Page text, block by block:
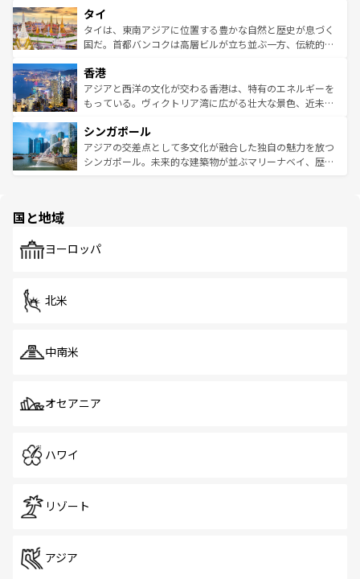
リティに包まれながら、韓国の多彩な魅力を心ゆくまで味
わってみてほしい。 なお、新着の韓国情報はコンテンツ一
覧を参照してほしい。
急速な発展と共に伝統が息づく。ハノイの古い町並みやホ
ーチミン市のフランス統治時代の建物も、独特の雰囲気を
醸し出している。また、バラエティの豊かさとおいしさで
とつ。フォーやバインミー、ベトナムコーヒーなどは、ぜ
ひ現地で味わいたい。どの地域を訪れてもあたたかい人々
が旅行者を迎えてくれるので、きっと忘れられない旅にな
参照してほしい。
タイ
タイは、東南アジアに位置する豊かな自然と歴史が息づく
国だ。首都バンコクは高層ビルが立ち並ぶ一方、伝統的な
の活気が交差している。北部ではチェンマイなどの山岳地
帯で自然と触れ合い、南部ではプーケットやクラビの美し
いビーチでリゾート気分を楽しむことができる。タイ料理
激する。気候は一年中温暖で、どの季節にも異なる楽しみ
が待っている。親しみやすいタイの人々、仏教を中心とし
た文化、そして多様な観光資源が、訪れる旅人を魅了し続
香港
アジアと西洋の文化が交わる香港は、特有のエネルギーを
もっている。ヴィクトリア湾に広がる壮大な景色、近未来
み、どこを訪れても感動するはず。観光スポットが密集し
ており、効率よく見どころを回れるのも魅力。息をのむよ
うな絶景から文化的な体験まで、香港を存分に楽しみ尽く
シンガポール
アジアの交差点として多文化が融合した独自の魅力を放つ
シンガポール。未来的な建築物が並ぶマリーナベイ、歴史
で、ホーカーズは地元の風情を楽しめる外せないスポット
国と地域
ヨーロッパ
北米
中南米
オセアニア
ハワイ
リゾート
アジア